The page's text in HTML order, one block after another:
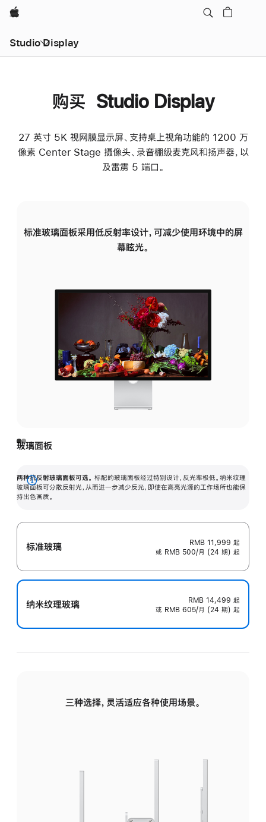
Apple
Studio Display
购买 Studio Display
27 英寸 5K 视网膜显示屏、支持桌上视角功能的 1200 万
像素 Center Stage 摄像头、录音棚级麦克风和扬声器，以
及雷雳 5 端口。
标准玻璃面板采用低反射率设计，可减少使用环境中的屏
幕眩光。
玻璃面板
两种抗反射玻璃面板可选。 标配的玻璃面板经过特别设计，反光率极低。纳米纹理
玻璃面板可分散反射光，从而进一步减少反光，即使在高亮光源的工作场所也能保
持出色画质。
展
开
标准玻璃 RMB 11,999 起
或 RMB 500/月 (24 期) 起
纳米纹理玻璃 RMB 14,499 起
或 RMB 605/月 (24 期) 起
三种选择，灵活适应各种使用场景。